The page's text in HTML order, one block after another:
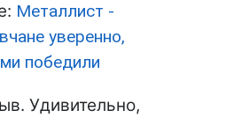
Металлист -
уверенно,
победили
Удивительно,